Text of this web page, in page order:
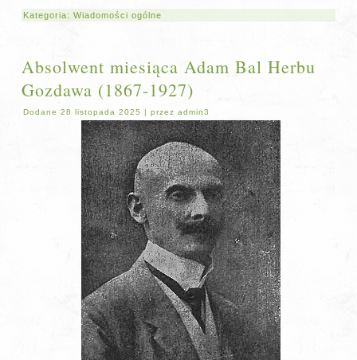
Kategoria:Wiadomości ogólne
Absolwent miesiąca Adam Bal Herbu
Gozdawa (1867-1927)
Dodane 28 listopada 2025 |przez admin3